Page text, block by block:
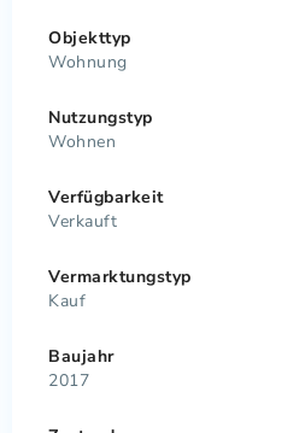
Objekttyp
Wohnung
Nutzungstyp
Wohnen
Verfügbarkeit
Verkauft
Vermarktungstyp
Kauf
Baujahr
2017